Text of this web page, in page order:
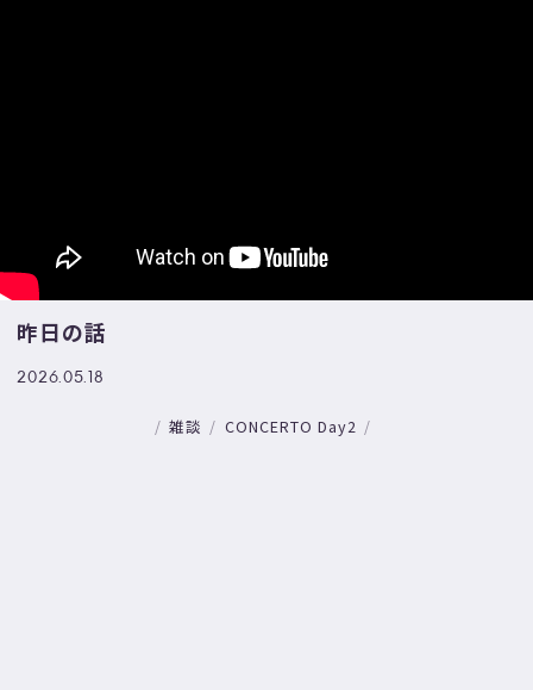
昨日の話
2026.05.18
雑談 CONCERTO Day2